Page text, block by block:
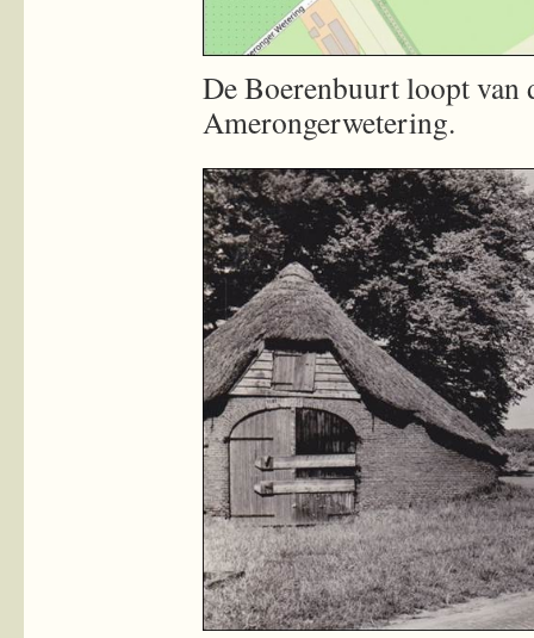
De Boerenbuurt loopt van
Amerongerwetering.